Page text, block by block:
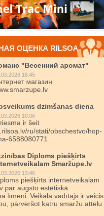
ОЦЕНКА RILSOA
"Весенний аромат"
18:45
магазин
dzimšanas diena
10:06
ir šeit
ru/stati/obschestvo/hop-
6588080771
Diploms piešķirts
Smaržupe.lv
13:46
piešķirts internetveikalam
par augsto estētiskā
līmeni. Veikala vadītājs ir veicis
pārvēršot katru smaržu attēlu